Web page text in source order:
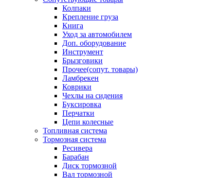
Колпаки
Крепление груза
Книга
Уход за автомобилем
Доп. оборудование
Инструмент
Брызговики
Прочее(сопут. товары)
Ламбрекен
Коврики
Чехлы на сидения
Буксировка
Перчатки
Цепи колесные
Топливная система
Тормозная система
Ресивера
Барабан
Диск тормозной
Вал тормозной